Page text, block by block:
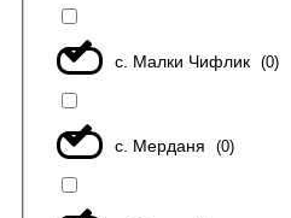
с. Малки Чифлик (0)
с. Мерданя (0)